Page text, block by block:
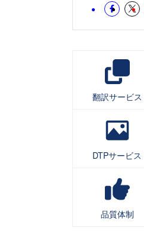
翻訳サービス
DTPサービス
品質体制